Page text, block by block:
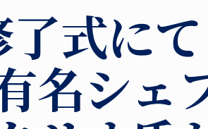
式にて
名シェ